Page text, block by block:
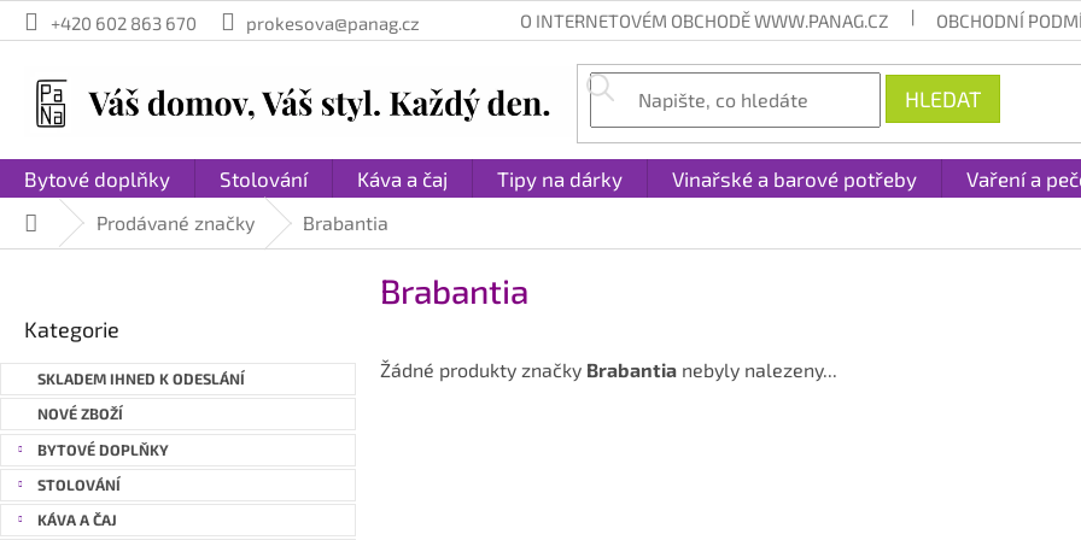
Přejít
na
+420 602 863 670 prokesova@panag.cz O INTERNETOVÉM OBCHODĚ WWW.PANAG.CZ OBCHODNÍ
HLEDAT
Bytové doplňky Stolování Káva a čaj Tipy na dárky Vinařské a barové potřeby Vaření a
DomůProdávané značky Brabantia
a
n
n
í
kategorie
Kategorie
SKLADEM IHNED K ODESLÁNÍ
NOVÉ ZBOŽÍ
BYTOVÉ DOPLŇKY
STOLOVÁNÍ
KÁVA A ČAJ
Brabantia
Žádné produkty značky Brabantia nebyly nalezeny...